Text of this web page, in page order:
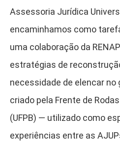
Assessoria Jurídica
encaminhamos como
uma colaboração da
estratégias de
necessidade de elencar no
criado pela Frente de
(UFPB) — utilizado como
experiências entre as